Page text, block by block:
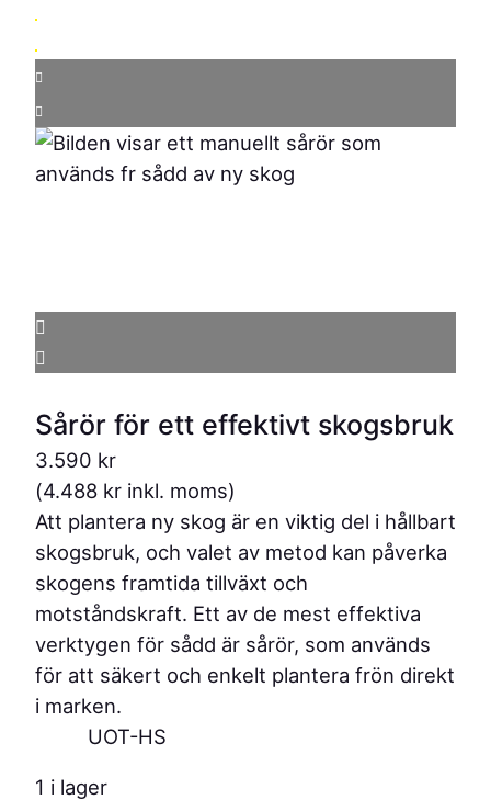
Sårör för ett effektivt skogsbruk
3.590 kr
(4.488 kr inkl. moms)
Att plantera ny skog är en viktig del i hållbart
skogsbruk, och valet av metod kan påverka
skogens framtida tillväxt och
motståndskraft. Ett av de mest effektiva
verktygen för sådd är sårör, som används
för att säkert och enkelt plantera frön direkt
i marken.
1 i lager